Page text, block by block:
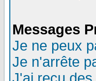
Messages
Je ne peux
Je n'arrête